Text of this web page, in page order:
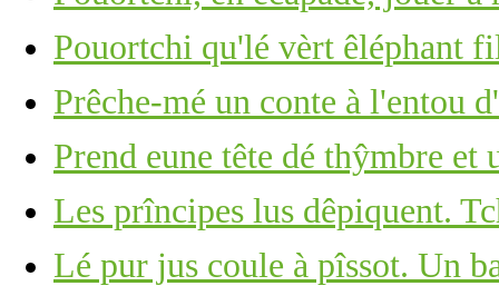
Pouortchi qu'lé vèrt êléphant
Prêche-mé un conte à l'entou
Prend eune tête dé thŷmbre et
Les prîncipes lus dêpiquent.
Lé pur jus coule à pîssot. Un